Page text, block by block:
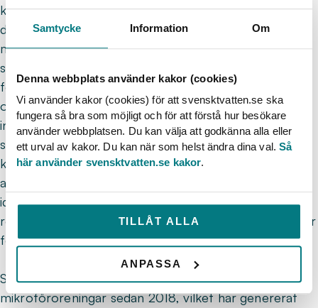
Samtycke Information Om
Denna webbplats använder kakor (cookies)
Vi använder kakor (cookies) för att svensktvatten.se ska
fungera så bra som möjligt och för att förstå hur besökare
använder webbplatsen. Du kan välja att godkänna alla eller
ett urval av kakor. Du kan när som helst ändra dina val.Så
här använder svensktvatten.se kakor.
TILLÅT ALLA
ANPASSA
kommer att påverka resultat och miljöprestanda för
den kvartära reningen. Samtidigt kommer vissa
metoder för kvartär rening att ha effekt på
standardparametrarna. Projektets syfte är att
förbättra reningsverkens möjligheter att välja hållbara
och kostnadseffektiva lösningar när kvartär rening
införs samtidigt som kraven på befintliga parametrar
skärps. Projektet har två mål; dels att beskriva och
kvantifiera hur metoderna för kvartär rening påverkar
avskiljningen av kväve, fosfor och BOD, dels att
identifiera synergier och motsättningar mellan kvartär
rening och processerna för att uppfylla utsläppsvillkor
för standardparametrarna.
Sverige har haft ett intensivt utvecklingsarbete kring
mikroföroreningar sedan 2018, vilket har genererat